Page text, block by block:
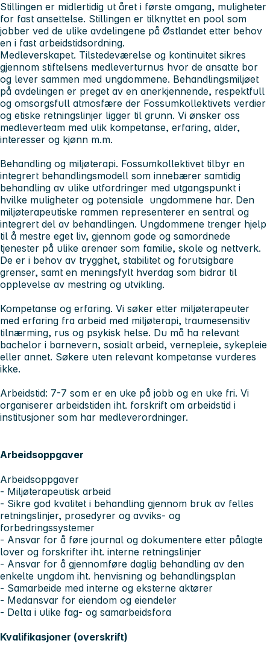
Stillingen er midlertidig ut året i første omgang, muligheter
for fast ansettelse. Stillingen er tilknyttet en pool som
jobber ved de ulike avdelingene på Østlandet etter behov
en i fast arbeidstidsordning.
Medleverskapet. Tilstedeværelse og kontinuitet sikres
gjennom stiftelsens medleverturnus hvor de ansatte bor
og lever sammen med ungdommene. Behandlingsmiljøet
på avdelingen er preget av en anerkjennende, respektfull
og omsorgsfull atmosfære der Fossumkollektivets verdier
og etiske retningslinjer ligger til grunn. Vi ønsker oss
medleverteam med ulik kompetanse, erfaring, alder,
interesser og kjønn m.m.
Behandling og miljøterapi. Fossumkollektivet tilbyr en
integrert behandlingsmodell som innebærer samtidig
behandling av ulike utfordringer med utgangspunkt i
hvilke muligheter og potensiale ungdommene har. Den
miljøterapeutiske rammen representerer en sentral og
integrert del av behandlingen. Ungdommene trenger hjelp
til å mestre eget liv, gjennom gode og samordnede
tjenester på ulike arenaer som familie, skole og nettverk.
De er i behov av trygghet, stabilitet og forutsigbare
grenser, samt en meningsfylt hverdag som bidrar til
opplevelse av mestring og utvikling.
Kompetanse og erfaring. Vi søker etter miljøterapeuter
med erfaring fra arbeid med miljøterapi, traumesensitiv
tilnærming, rus og psykisk helse. Du må ha relevant
bachelor i barnevern, sosialt arbeid, vernepleie, sykepleie
eller annet. Søkere uten relevant kompetanse vurderes
ikke.
Arbeidstid: 7-7 som er en uke på jobb og en uke fri. Vi
organiserer arbeidstiden iht. forskrift om arbeidstid i
institusjoner som har medleverordninger.
Arbeidsoppgaver
Arbeidsoppgaver
- Miljøterapeutisk arbeid
- Sikre god kvalitet i behandling gjennom bruk av felles
retningslinjer, prosedyrer og avviks- og
forbedringssystemer
- Ansvar for å føre journal og dokumentere etter pålagte
lover og forskrifter iht. interne retningslinjer
- Ansvar for å gjennomføre daglig behandling av den
enkelte ungdom iht. henvisning og behandlingsplan
- Samarbeide med interne og eksterne aktører
- Medansvar for eiendom og eiendeler
- Delta i ulike fag- og samarbeidsfora
Kvalifikasjoner (overskrift)